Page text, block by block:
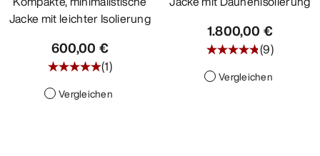
Jacke mit leichter Isolierung
600,00 €
(1)
Vergleichen
1.800,00 €
(9)
Vergleichen